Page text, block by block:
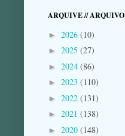
ARQUIVE // ARQUIVO
► 2026 (10)
► 2025 (27)
► 2024 (86)
► 2023 (110)
► 2022 (131)
► 2021 (138)
► 2020 (148)